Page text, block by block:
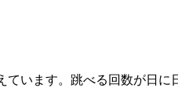
います。跳べる回数が日に